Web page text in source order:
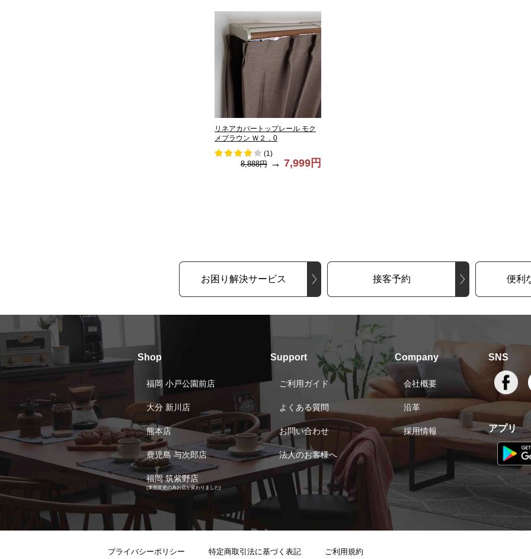
リネアカバートップレール モク
メブラウン Ｗ２．0
(1 )
8,888円 → 7,999円
お困り解決サービス 接客予約 便利
Shop
福岡 小戸公園前店
大分 新川店
熊本店
鹿児島 与次郎店
福岡 筑紫野店
(業態変更の為お店が変わりました)
Support
ご利用ガイド
よくある質問
お問い合わせ
法人のお客様へ
Company
会社概要
沿革
採用情報
SNS
アプリ
プライバシーポリシー 特定商取引法に基づく表記 ご利用規約